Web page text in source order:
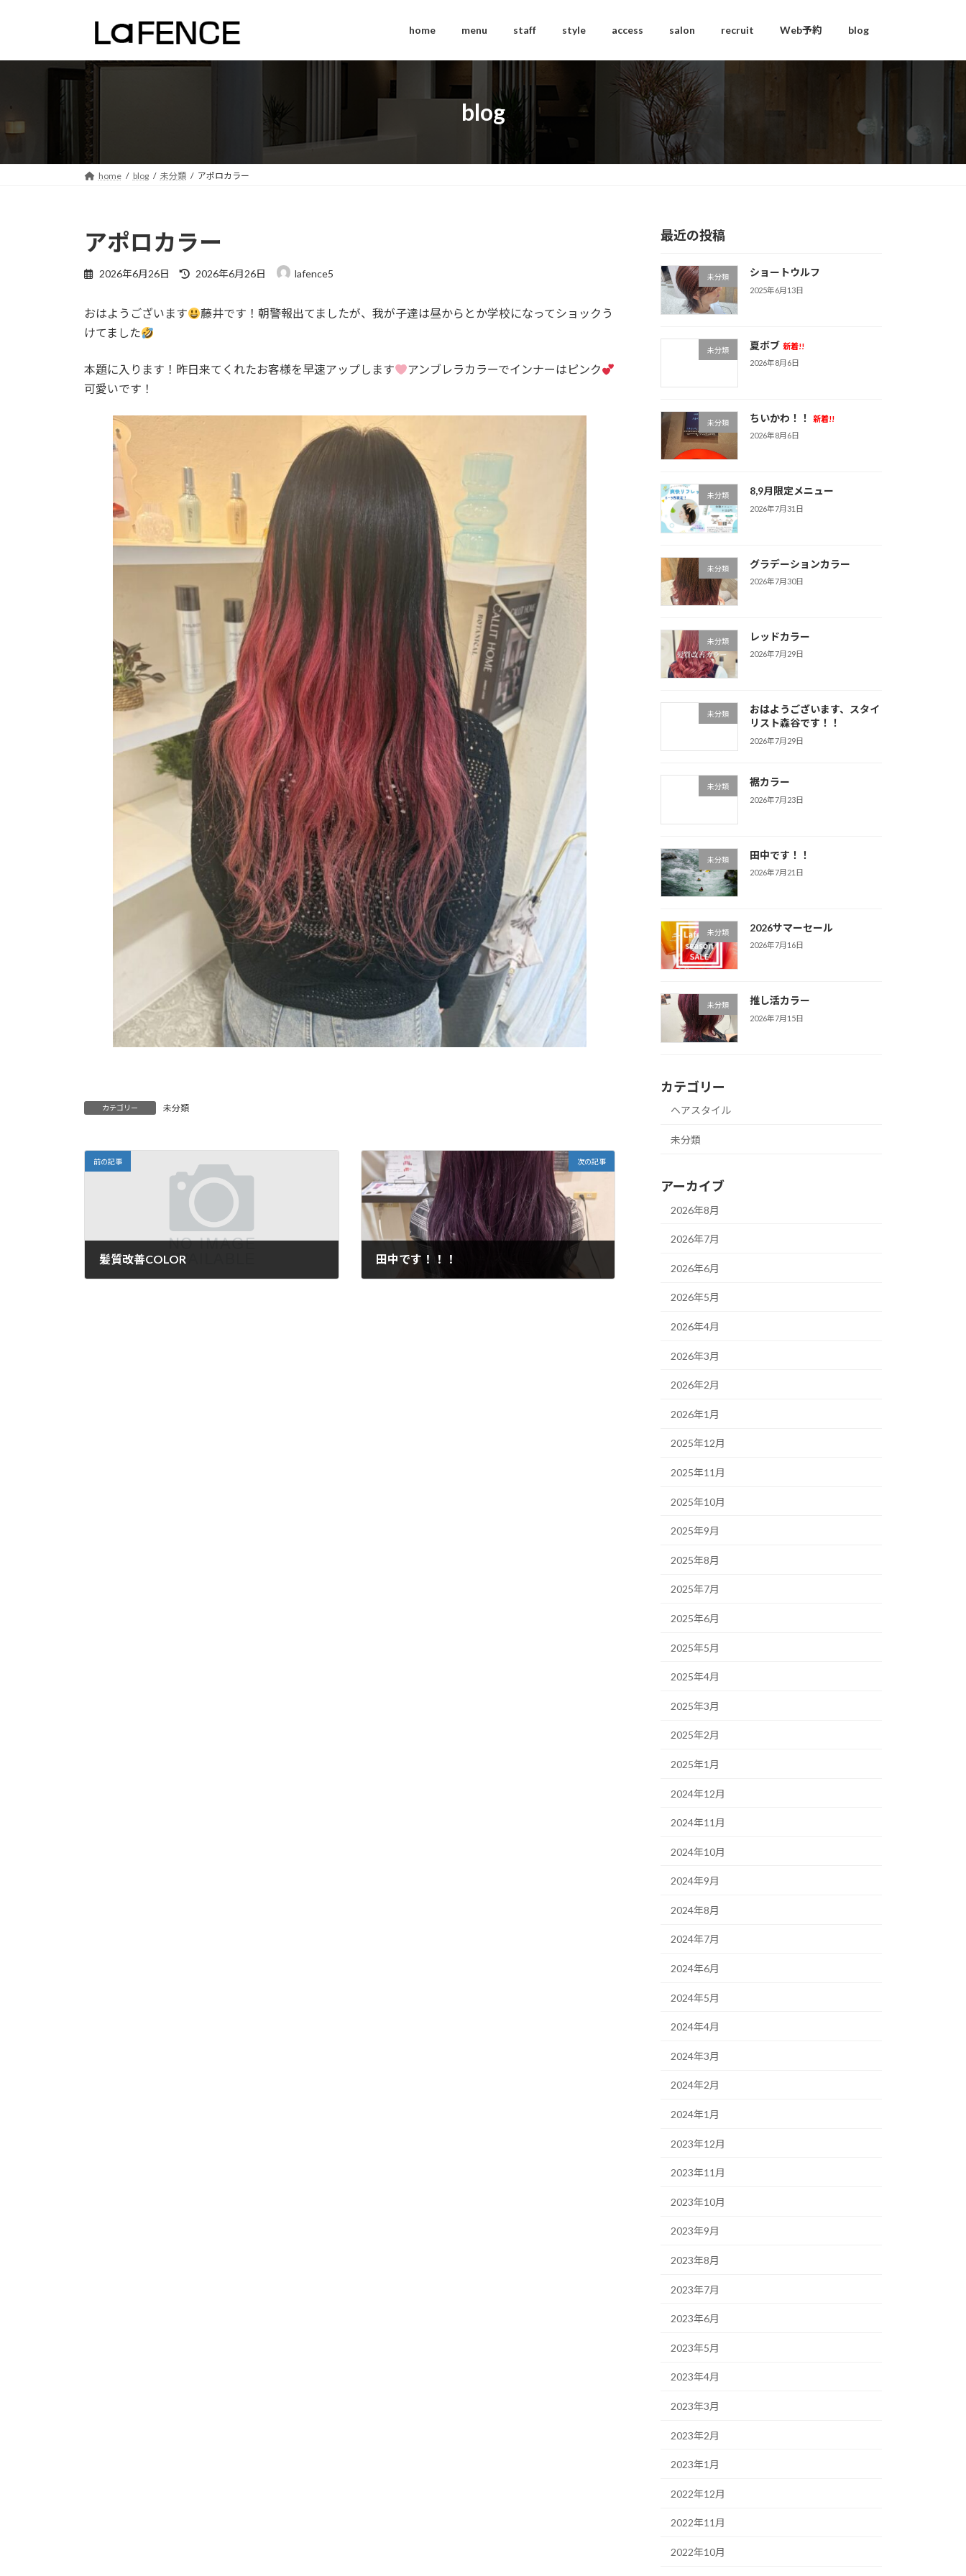
ン
ス
プ
ー
ン
動
home menu staff style access salon recruit Web予約 blog
blog
home blog 未分類 アポロカラー
アポロカラー
2026年6月26日
最
新
2026年6月26日 lafence5
おはようございます
藤井です！朝警報出てましたが、我が子達は昼からとか学校になってショックう
けてました
本題に入ります！昨日来てくれたお客様を早速アップします
アンブレラカラーでインナーはピンク
可愛いです！
カテゴリー 未分類
前の記事
髪質改善COLOR
次の記事
田中です！！！
最近の投稿
未分類 ショートウルフ
2025年6月13日
未分類 夏ボブ 新着!!
2026年8月6日
未分類 ちいかわ！！
新着!!
2026年8月6日
未分類 8,9月限定メニュー
2026年7月31日
未分類 グラデーションカラー
2026年7月30日
未分類 レッドカラー
2026年7月29日
未分類
おはようございます、スタイ
リスト森谷です！！
2026年7月29日
未分類 裾カラー
2026年7月23日
未分類 田中です！！
2026年7月21日
未分類 2026サマーセール
2026年7月16日
未分類 推し活カラー
2026年7月15日
カテゴリー
ヘアスタイル
未分類
アーカイブ
2026年8月
2026年7月
2026年6月
2026年5月
2026年4月
2026年3月
2026年2月
2026年1月
2025年12月
2025年11月
2025年10月
2025年9月
2025年8月
2025年7月
2025年6月
2025年5月
2025年4月
2025年3月
2025年2月
2025年1月
2024年12月
2024年11月
2024年10月
2024年9月
2024年8月
2024年7月
2024年6月
2024年5月
2024年4月
2024年3月
2024年2月
2024年1月
2023年12月
2023年11月
2023年10月
2023年9月
2023年8月
2023年7月
2023年6月
2023年5月
2023年4月
2023年3月
2023年2月
2023年1月
2022年12月
2022年11月
2022年10月